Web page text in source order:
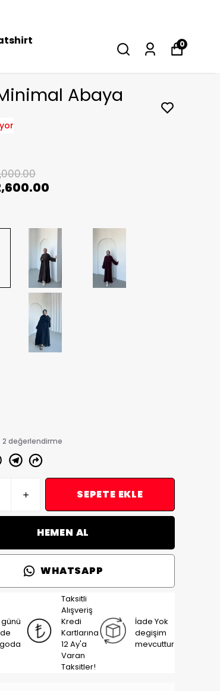
0
Abaya
2 değerlendirme
SEPETE EKLE
HEMEN AL
WHATSAPP
günü
Taksitli
Alışveriş
Kredi
Kartlarına
12 Ay'a
Varan
Taksitler!
İade Yok
degişim
mevcuttur